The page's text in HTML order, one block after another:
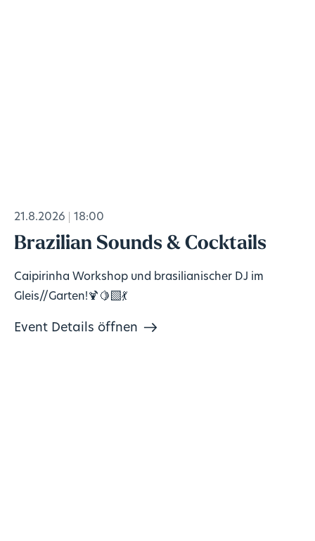
21.8.2026 18:00
Brazilian Sounds & Cocktails
Caipirinha Workshop und brasilianischer DJ im
Gleis//Garten!🍹🍋‍🟩💃
Event Details öffnen